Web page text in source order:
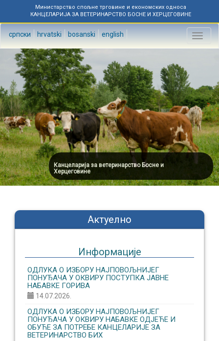
Министарство спољне трговине и економских односа
КАНЦЕЛАРИЈА ЗА ВЕТЕРИНАРСТВО БОСНЕ И ХЕРЦЕГОВИНЕ
српски hrvatski bosanski english
Toggle
Канцеларија за ветеринарство Босне и
Херцеговине
Актуелно
Информације
ОДЛУКА О ИЗБОРУ НАЈПОВОЉНИЈЕГ
ПОНУЂАЧА У ОКВИРУ ПОСТУПКА ЈАВНЕ
НАБАВКЕ ГОРИВА
14.07.2026.
ОДЛУКА О ИЗБОРУ НАЈПОВОЉНИЈЕГ
ПОНУЂАЧА У ОКВИРУ НАБАВКЕ ОДЈЕЋЕ И
ОБУЋЕ ЗА ПОТРЕБЕ КАНЦЕЛАРИЈЕ ЗА
ВЕТЕРИНАРСТВО БИХ